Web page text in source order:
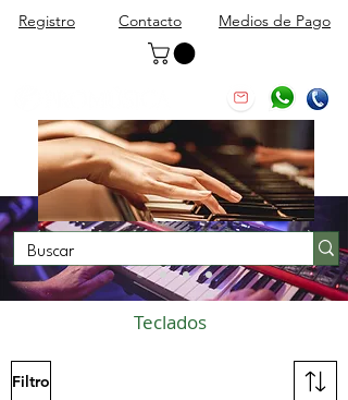
Registro Contacto Medios de Pago
Teclados
Filtro